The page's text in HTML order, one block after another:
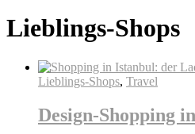
Lieblings-Shops
Lieblings-Shops, Travel
Design-Shopping